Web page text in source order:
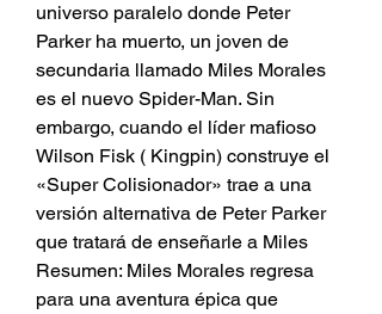
universo paralelo donde Peter
Parker ha muerto, un joven de
secundaria llamado Miles Morales
es el nuevo Spider-Man. Sin
embargo, cuando el líder mafioso
Wilson Fisk ( Kingpin) construye el
«Super Colisionador» trae a una
versión alternativa de Peter Parker
que tratará de enseñarle a Miles
Resumen: Miles Morales regresa
para una aventura épica que